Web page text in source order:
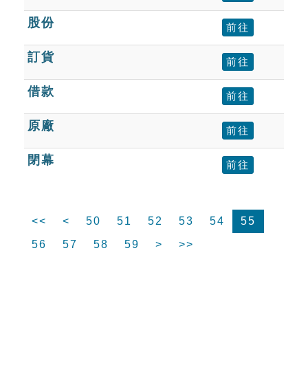
股份 前往
訂貨 前往
借款 前往
原廠 前往
閉幕 前往
<< < 50 51 52 53 54
55
56
57 58 59 > >>